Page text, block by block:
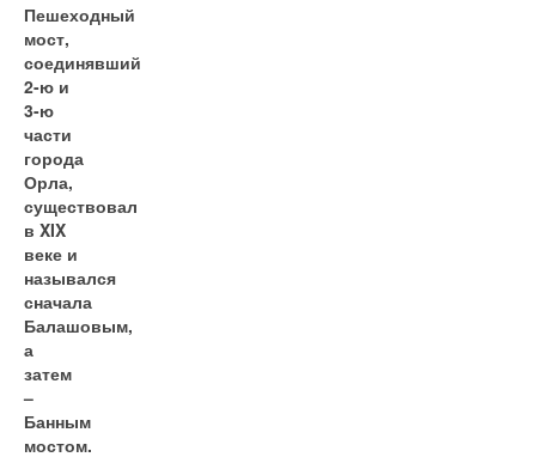
Пешеходный
мост,
соединявший
2-ю и
3-ю
части
города
Орла,
существовал
в XIX
веке и
назывался
сначала
Балашовым,
а
затем
–
Банным
мостом.